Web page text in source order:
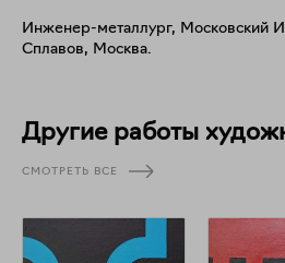
порядке приоритета: слева
к деталям и здравый смысл. Работы находятся в частных
Инженер-металлург, Московский
Сплавов, Москва.
Другие работы
СМОТРЕТЬ ВСЕ